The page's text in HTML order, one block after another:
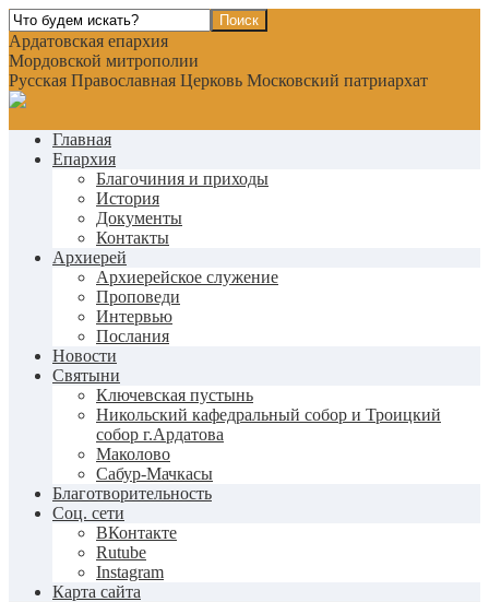
Ардатовская епархия
Мордовской митрополии
Русская Православная Церковь Московский патриархат
Главная
Епархия
Благочиния и приходы
История
Документы
Контакты
Архиерей
Архиерейское служение
Проповеди
Интервью
Послания
Новости
Святыни
Ключевская пустынь
Никольский кафедральный собор и Троицкий
собор г.Ардатова
Маколово
Сабур-Мачкасы
Благотворительность
Соц. сети
ВКонтакте
Rutube
Instagram
Карта сайта